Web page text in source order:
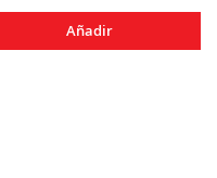
Añadir